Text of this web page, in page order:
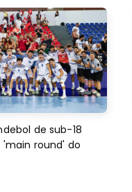
de sub-18
round' do